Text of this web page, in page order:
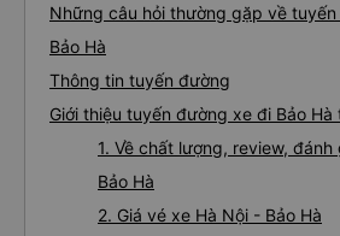
Những câu hỏi thường gặp về
Bảo Hà
Thông tin tuyến đường
Giới thiệu tuyến đường xe đi Bảo Hà
1. Về chất lượng, review,
Bảo Hà
2. Giá vé xe Hà Nội - Bảo Hà